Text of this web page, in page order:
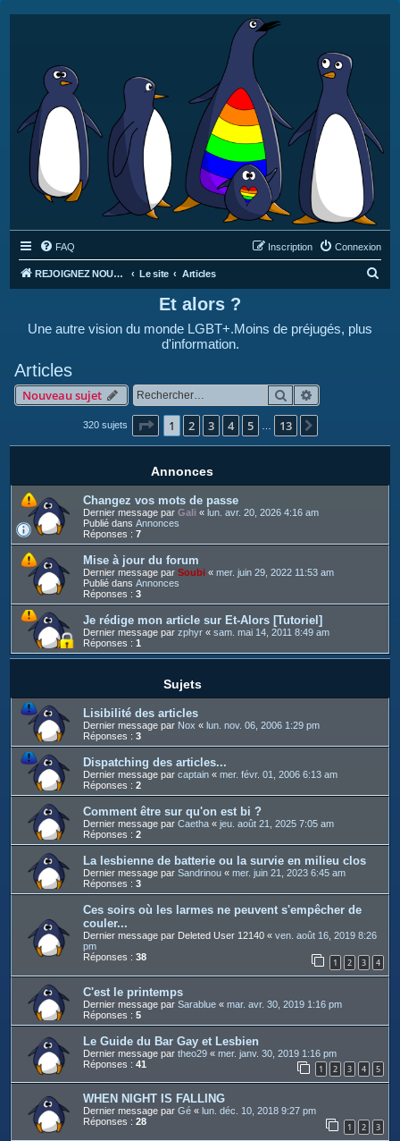
FAQ Connexion
Inscription
REJOIGNEZ NOUS SUR DISCORD : https://discord.gg/4C2Bvub Le site Articles
e
Et alors ?
Une autre vision du monde LGBT+.Moins de préjugés, plus
d'information.
Articles
Nouveau sujet Rechercher
320 sujets Page 1sur13
1 2 3 4 5 13
Annonces
Changez vos mots de passe
Dernier message par Gali « lun. avr. 20, 2026 4:16 am
Publié dans Annonces
Réponses : 7
Mise à jour du forum
Dernier message par Soubi « mer. juin 29, 2022 11:53 am
Publié dans Annonces
Réponses : 3
Je rédige mon article sur Et-Alors [Tutoriel]
Dernier message par zphyr « sam. mai 14, 2011 8:49 am
Réponses : 1
Sujets
Lisibilité des articles
Dernier message par Nox « lun. nov. 06, 2006 1:29 pm
Réponses : 3
Dispatching des articles...
Dernier message par captain « mer. févr. 01, 2006 6:13 am
Réponses : 2
Comment être sur qu'on est bi ?
Dernier message par Caetha « jeu. août 21, 2025 7:05 am
Réponses : 2
La lesbienne de batterie ou la survie en milieu clos
Dernier message par Sandrinou « mer. juin 21, 2023 6:45 am
Réponses : 3
Ces soirs où les larmes ne peuvent s'empêcher de
couler...
Dernier message par Deleted User 12140 « ven. août 16, 2019 8:26
pm
Réponses : 38 1 2 3 4
C'est le printemps
Dernier message par Sarablue « mar. avr. 30, 2019 1:16 pm
Réponses : 5
Le Guide du Bar Gay et Lesbien
Dernier message par theo29 « mer. janv. 30, 2019 1:16 pm
Réponses : 41 1 2 3 4 5
WHEN NIGHT IS FALLING
Dernier message par Gé « lun. déc. 10, 2018 9:27 pm
Réponses : 28 1 2 3